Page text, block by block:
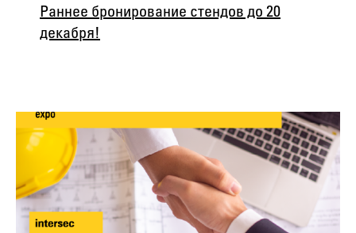
Раннее бронирование стендов до 20
декабря!